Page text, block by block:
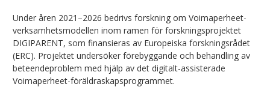
Under åren 2021–2026 bedrivs forskning om Voimaperheet-
verksamhetsmodellen inom ramen för forskningsprojektet
DIGIPARENT, som finansieras av Europeiska forskningsrådet
(ERC). Projektet undersöker förebyggande och behandling av
beteendeproblem med hjälp av det digitalt-assisterade
Voimaperheet-föräldraskapsprogrammet.